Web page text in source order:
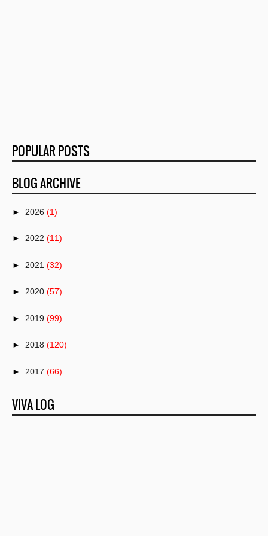
POPULAR POSTS
BLOG ARCHIVE
► 2026 (1)
► 2022 (11)
► 2021 (32)
► 2020 (57)
► 2019 (99)
► 2018 (120)
► 2017 (66)
▼ 2016 (82)
►December (8)
VIVA LOG